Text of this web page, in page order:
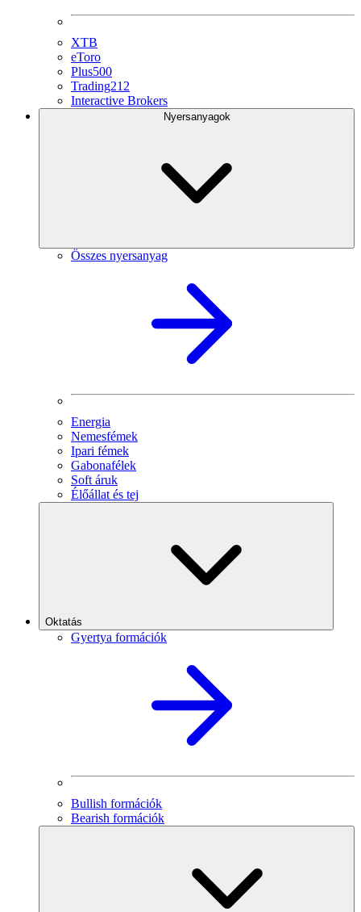
XTB
eToro
Plus500
Trading212
Interactive Brokers
Nyersanyagok
Összes nyersanyag
Energia
Nemesfémek
Ipari fémek
Gabonafélek
Soft áruk
Élőállat és tej
Oktatás
Gyertya formációk
Bullish formációk
Bearish formációk